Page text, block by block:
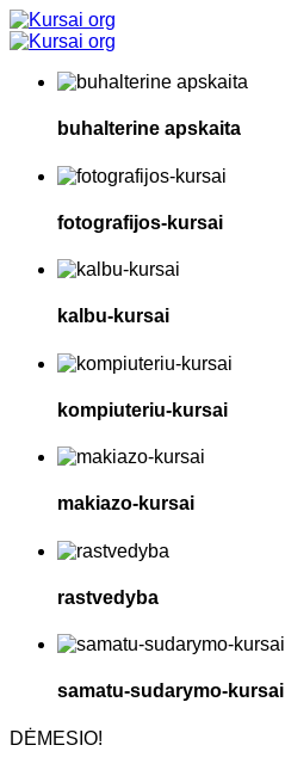
buhalterine apskaita
fotografijos-kursai
kalbu-kursai
kompiuteriu-kursai
makiazo-kursai
rastvedyba
samatu-sudarymo-kursai
DĖMESIO!